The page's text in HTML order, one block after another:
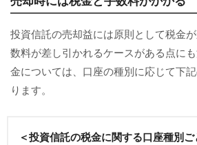
投資信託の売却益には原則として税金
数料が差し引かれるケースがある点に
金については、口座の種別に応じて下
ります。
＜投資信託の税金に関する口座種別ご